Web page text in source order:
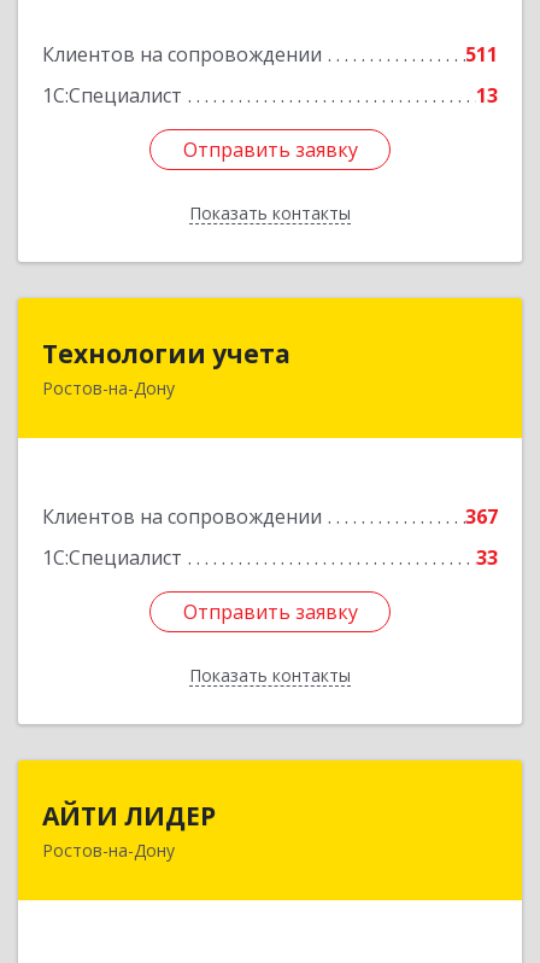
Клиентов на сопровождении
511
1С:Специалист
13
Отправить заявку
Показать контакты
Подробнее
Отправить заявку
Назад
Технологии учета
Ростов-на-Дону
Клиентов на сопровождении
367
1С:Специалист
33
Отправить заявку
Показать контакты
344064, Ростовская обл, Ростов-на-Дону г,
Отправить заявку
Назад
АЙТИ ЛИДЕР
Ростов-на-Дону
344065, Ростовская обл, Ростов-на-Дону г,